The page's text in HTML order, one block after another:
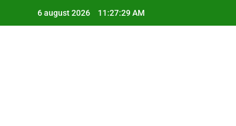
6 august 2026 11:27:31 AM